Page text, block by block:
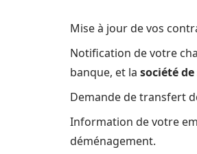
Mise à jour de vos
Notification de votre
banque, et la société
Demande de transfert
Information de votre
déménagement.